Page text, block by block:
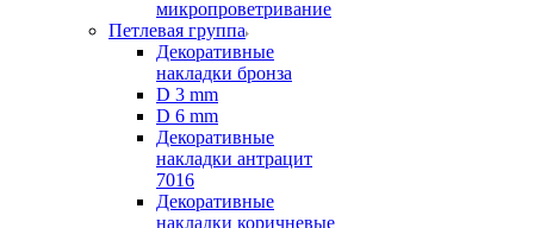
микропроветривание
Петлевая группа
Декоративные
накладки бронза
D 3 mm
D 6 mm
Декоративные
накладки антрацит
7016
Декоративные
накладки коричневые